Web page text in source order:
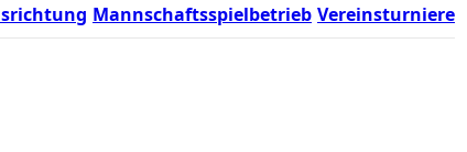
Mannschaftsspielbetrieb Vereinsturniere